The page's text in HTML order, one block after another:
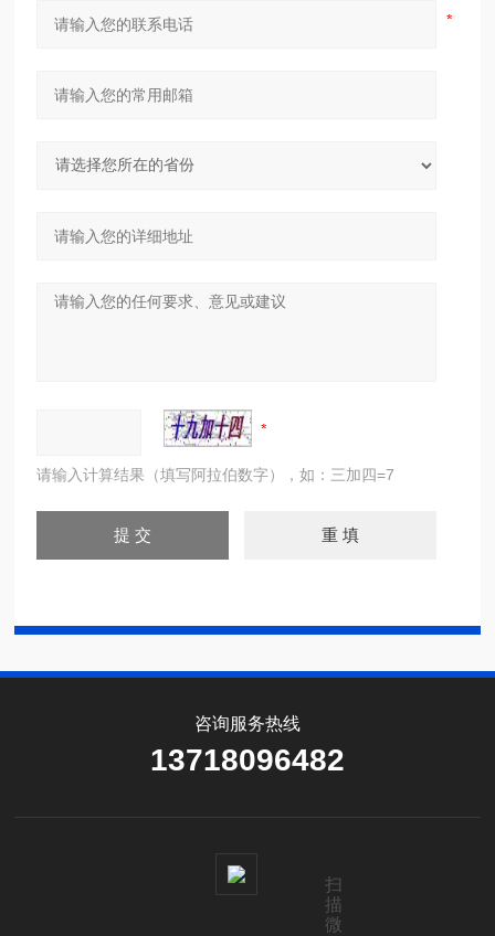
请输入计算结果（填写阿拉伯数字），如：三加四=7
咨询服务热线
13718096482
扫
描
微